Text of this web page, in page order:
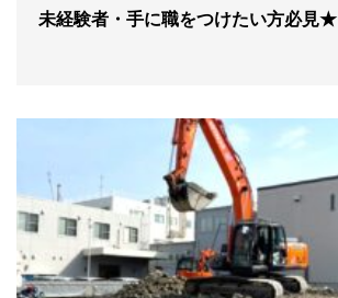
未経験者・手に職をつけたい方必見★